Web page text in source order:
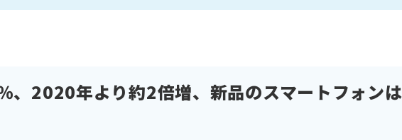
、2020年より約2倍増、新品のスマートフォンは